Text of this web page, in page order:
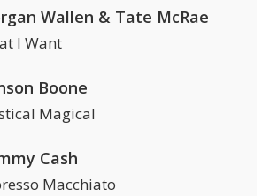
Wallen & Tate McRae
I Want
Boone
Magical
Cash
Macchiato